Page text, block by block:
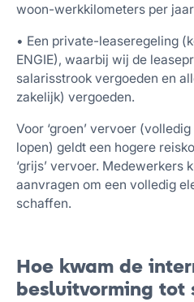
woon-werkkilometers per
• Een private-leaseregeling
ENGIE), waarbij wij de
salarisstrook vergoeden en
zakelijk) vergoeden.
Voor ‘groen’ vervoer
lopen) geldt een hogere
‘grijs’ vervoer. Medewerkers
aanvragen om een volledig
schaffen.
Hoe kwam de
besluitvorming tot